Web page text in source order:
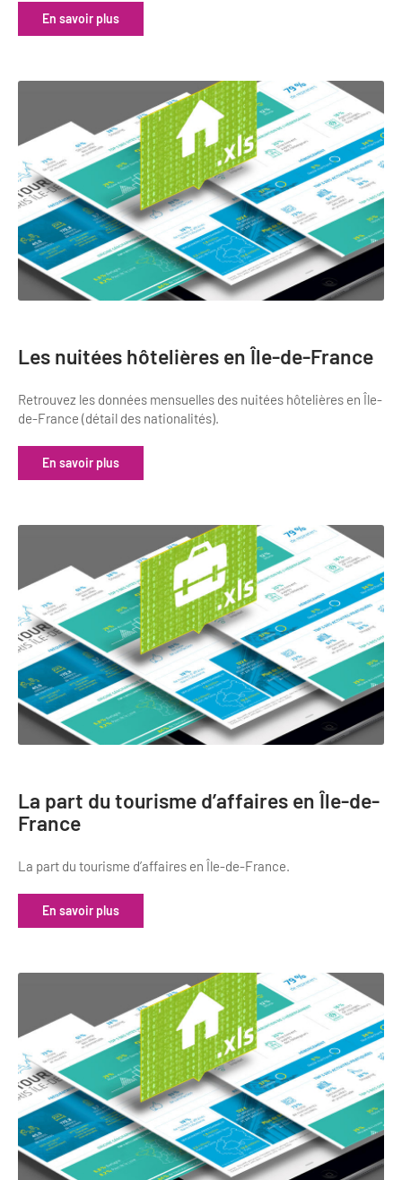
En savoir plus
Les nuitées hôtelières en Île-de-France
Retrouvez les données mensuelles des nuitées hôtelières en Île-
de-France (détail des nationalités).
En savoir plus
La part du tourisme d’affaires en Île-de-
France
La part du tourisme d’affaires en Île-de-France.
En savoir plus